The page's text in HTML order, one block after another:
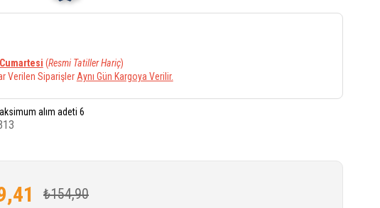
(Resmi Tatiller Hariç)
Verilen Siparişler Aynı Gün Kargoya Verilir.
alım adeti 6
₺154,90